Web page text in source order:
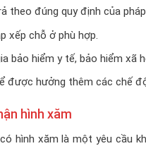
theo đúng quy định của
xếp chỗ ở phù hợp.
bảo hiểm y tế, bảo hiểm xã
được hưởng thêm các chế
hình xăm
hình xăm là một yêu cầu